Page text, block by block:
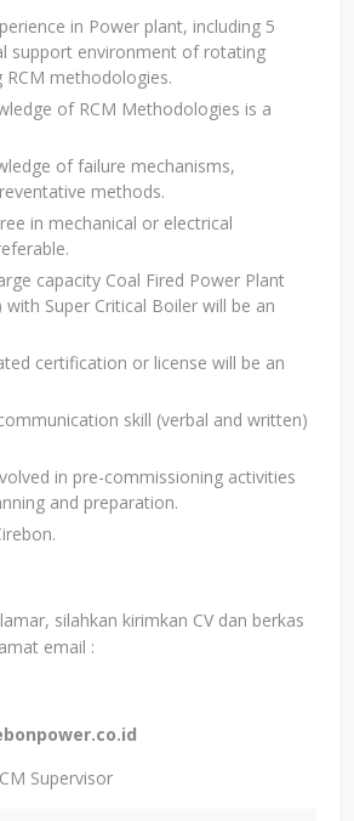
in Power plant, including 5
support environment of rotating
RCM methodologies.
of RCM Methodologies is a
of failure mechanisms,
methods.
in mechanical or electrical
capacity Coal Fired Power Plant
with Super Critical Boiler will be an
certification or license will be an
skill (verbal and written)
in pre-commissioning activities
and preparation.
silahkan kirimkan CV dan berkas
email :
Supervisor